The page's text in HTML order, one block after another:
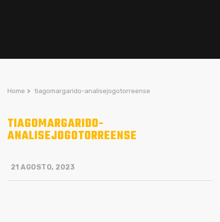
Home > tiagomargarido-analisejogotorreense
TIAGOMARGARIDO-
ANALISEJOGOTORREENSE
21 AGOSTO, 2023